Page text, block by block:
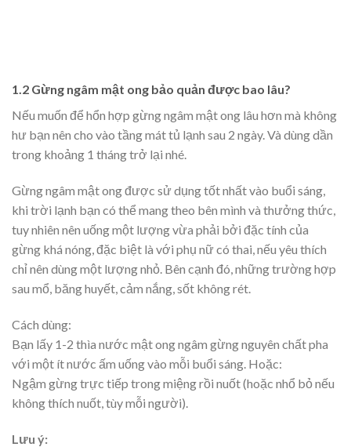
1.2 Gừng ngâm mật ong bảo quản được bao lâu?
Nếu muốn để hổn hợp gừng ngâm mật ong lâu hơn mà không
hư bạn nên cho vào tầng mát tủ lạnh sau 2 ngày. Và dùng dần
trong khoảng 1 tháng trở lại nhé.
Gừng ngâm mật ong được sử dụng tốt nhất vào buổi sáng,
khi trời lạnh bạn có thể mang theo bên mình và thưởng thức,
tuy nhiên nên uống một lượng vừa phải bởi đặc tính của
gừng khá nóng, đặc biệt là với phụ nữ có thai, nếu yêu thích
chỉ nên dùng một lượng nhỏ. Bên cạnh đó, những trường hợp
sau mổ, băng huyết, cảm nắng, sốt không rét.
Cách dùng:
Bạn lấy 1-2 thìa nước mật ong ngâm gừng nguyên chất pha
với một ít nước ấm uống vào mỗi buổi sáng. Hoặc:
Ngậm gừng trực tiếp trong miệng rồi nuốt (hoặc nhổ bỏ nếu
không thích nuốt, tùy mỗi người).
Lưu ý: